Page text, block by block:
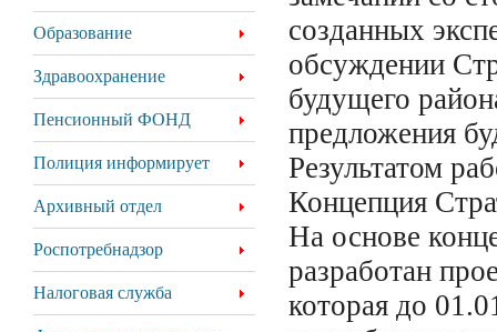
Образование
Здравоохранение
Пенсионный ФОНД
Полиция информирует
Архивный отдел
Роспотребнадзор
Налоговая служба
созданных
обсуждении
будущего
предложения
Результатом
Концепция
На основе
разработан
которая до